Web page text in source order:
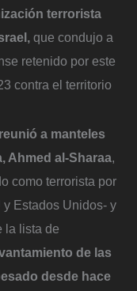
terrorista
que condujo a
retenido por este
contra el territorio
a manteles
Ahmed al-Sharaa,
como terrorista por
Estados Unidos- y
la lista de
de las
desde hace